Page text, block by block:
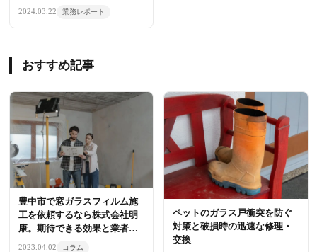
2024.03.22 業務レポート
おすすめ記事
豊中市で窓ガラスフィルム施
工を依頼するなら株式会社明
康。期待できる効果と業者の
2023.04.02 コラム
ペットのガラス戸衝突を防ぐ
対策と破損時の迅速な修理・
交換